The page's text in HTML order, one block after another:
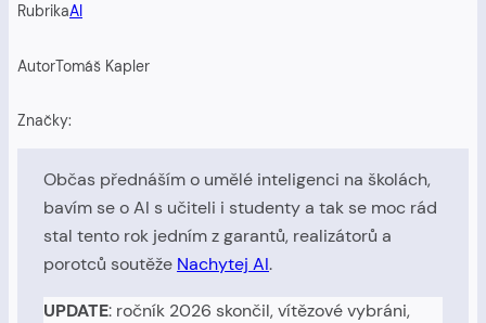
RubrikaAI
AutorTomáš Kapler
Značky:
Občas přednáším o umělé inteligenci na školách,
bavím se o AI s učiteli i studenty a tak se moc rád
stal tento rok jedním z garantů, realizátorů a
porotců soutěže Nachytej AI.
UPDATE: ročník 2026 skončil, vítězové vybráni,